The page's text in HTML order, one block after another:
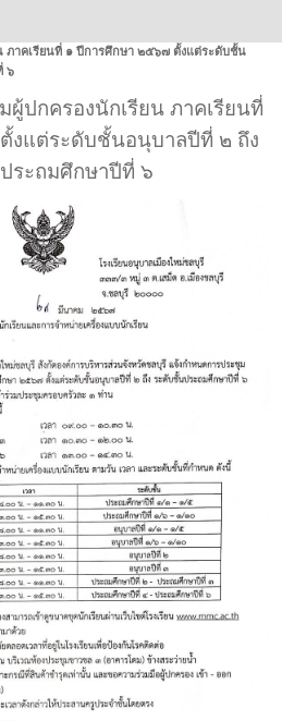
ภาคเรียนที่ ๑ ปีการศึกษา ๒๕๖๗ ตั้งแต่ระดับชั้น
๖
ผู้ปกครองนักเรียน ภาคเรียนที่
งแต่ระดับชั้นอนุบาลปีที่ ๒ ถึง
ระถมศึกษาปีที่ ๖